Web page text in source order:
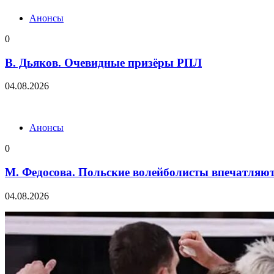
Анонсы
0
В. Дьяков. Очевидные призёры РПЛ
04.08.2026
Анонсы
0
М. Федосова. Польские волейболисты
04.08.2026